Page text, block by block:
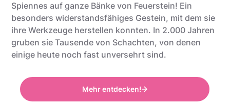
Spiennes auf ganze Bänke von Feuerstein! Ein
besonders widerstandsfähiges Gestein, mit dem sie
ihre Werkzeuge herstellen konnten. In 2.000 Jahren
gruben sie Tausende von Schachten, von denen
einige heute noch fast unversehrt sind.
Mehr entdecken!